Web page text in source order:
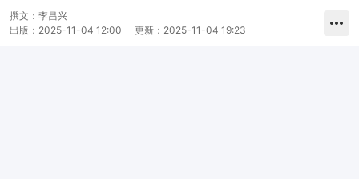
撰文： 李昌兴
出版： 2025-11-04 12:00 更新： 2025-11-04 19:23